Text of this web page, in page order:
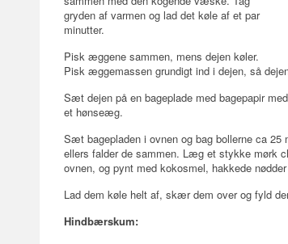
gryden af varmen og lad det køle af et par
minutter.
Pisk æggene sammen, mens dejen køler.
Pisk æggemassen grundigt ind i dejen, så
Sæt dejen på en bageplade med bagepapir
et hønseæg.
Sæt bagepladen i ovnen og bag bollerne ca
ellers falder de sammen. Læg et stykke mørk
ovnen, og pynt med kokosmel, hakkede
Lad dem køle helt af, skær dem over og fyld
Hindbærskum: